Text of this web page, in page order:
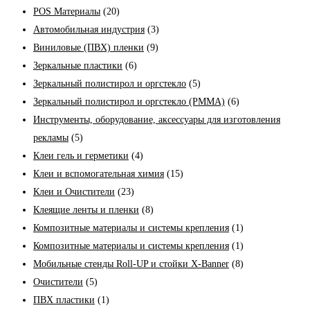
POS Материалы (20)
Автомобильная индустрия (3)
Виниловые (ПВХ) пленки (9)
Зеркальные пластики (6)
Зеркальный полистирол и оргстекло (5)
Зеркальный полистирол и оргстекло (PMMA) (6)
Инструменты, оборудование, аксессуары для изготовления
рекламы (5)
Клеи гель и герметики (4)
Клеи и вспомогательная химия (15)
Клеи и Очистители (23)
Клеящие ленты и пленки (8)
Композитные материалы и системы крепления (1)
Композитные материалы и системы крепления (1)
Мобильные стенды Roll-UP и стойки X-Banner (8)
Очистители (5)
ПВХ пластики (1)